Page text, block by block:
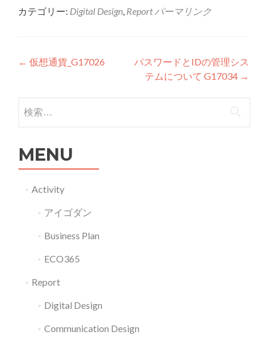
カテゴリー: Digital Design, Report パーマリンク
投稿ナビゲーション
← 仮想通貨_G17026
パスワードとIDの管理シス
テムについて G17034 →
検索:
MENU
Activity
アイゴダン
Business Plan
ECO365
Report
Digital Design
Communication Design